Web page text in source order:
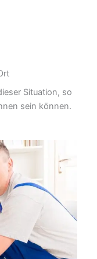
Situation, so
sein können.